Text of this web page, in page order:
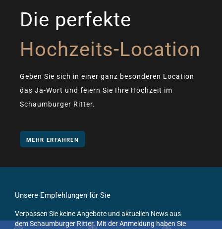
Die perfekte
Hochzeits-Location
Geben Sie sich in einer ganz besonderen Location
das Ja-Wort und feiern Sie Ihre Hochzeit im
Schaumburger Ritter.
MEHR ERFAHREN
Unsere Empfehlungen für Sie
Verpassen Sie keine Angebote und aktuellen News aus
dem Schaumburger Ritter. Mit der Anmeldung haben Sie